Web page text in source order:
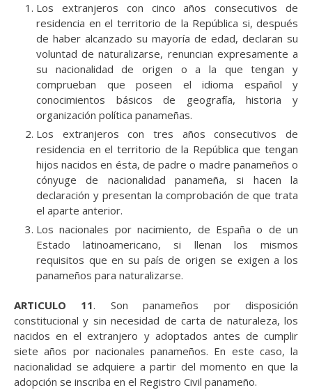
Los extranjeros con cinco años consecutivos de
residencia en el territorio de la República si, después
de haber alcanzado su mayoría de edad, declaran su
voluntad de naturalizarse, renuncian expresamente a
su nacionalidad de origen o a la que tengan y
comprueban que poseen el idioma español y
conocimientos básicos de geografía, historia y
organización política panameñas.
Los extranjeros con tres años consecutivos de
residencia en el territorio de la República que tengan
hijos nacidos en ésta, de padre o madre panameños o
cónyuge de nacionalidad panameña, si hacen la
declaración y presentan la comprobación de que trata
el aparte anterior.
Los nacionales por nacimiento, de España o de un
Estado latinoamericano, si llenan los mismos
requisitos que en su país de origen se exigen a los
panameños para naturalizarse.
ARTICULO 11. Son panameños por disposición
constitucional y sin necesidad de carta de naturaleza, los
nacidos en el extranjero y adoptados antes de cumplir
siete años por nacionales panameños. En este caso, la
nacionalidad se adquiere a partir del momento en que la
adopción se inscriba en el Registro Civil panameño.